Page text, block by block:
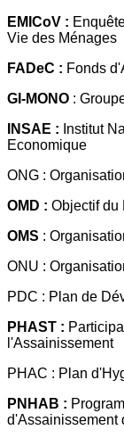
EMICoV :
Vie des Ménages
FADeC : Fonds
GI-MONO :
INSAE : Institut
Economique
ONG :
OMD : Objectif du
OMS :
ONU :
PDC : Plan de
PHAST :
l'Assainissement
PHAC : Plan
PNHAB :
d'Assainissement